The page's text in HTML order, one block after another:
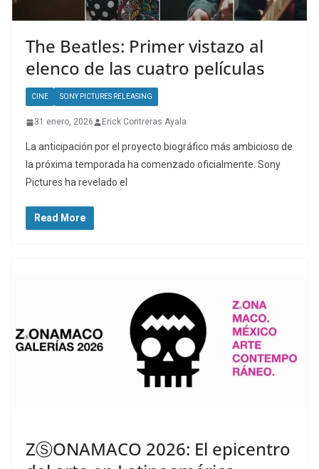
The Beatles: Primer vistazo al
elenco de las cuatro películas
CINE SONY PICTURES RELEASING
31 enero, 2026 Erick Contreras Ayala
La anticipación por el proyecto biográfico más ambicioso de
la próxima temporada ha comenzado oficialmente. Sony
Pictures ha revelado el
Read More
ZⓈONAMACO 2026: El epicentro